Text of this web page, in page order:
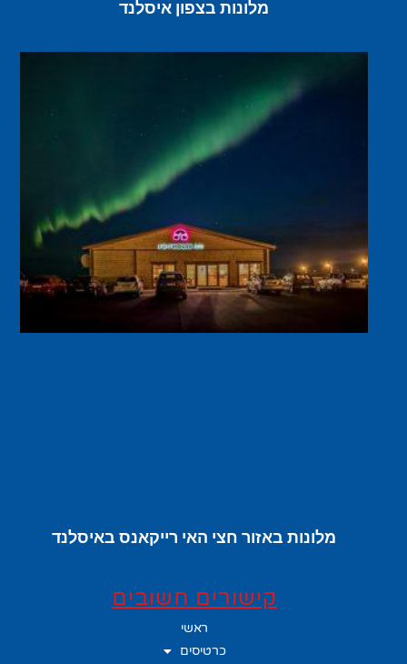
מלונות בצפון איסלנד
מלונות באזור חצי האי רייקאנס באיסלנד
קישורים חשובים
ראשי
כרטיסים